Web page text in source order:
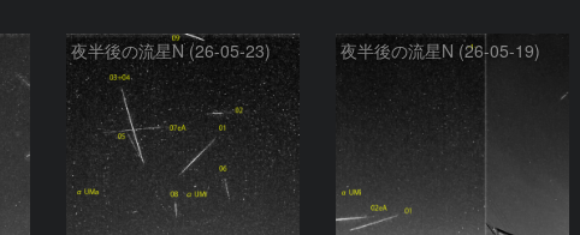
夜半後の流星N (26-05-23) 夜半後の流星N (26-05-19)